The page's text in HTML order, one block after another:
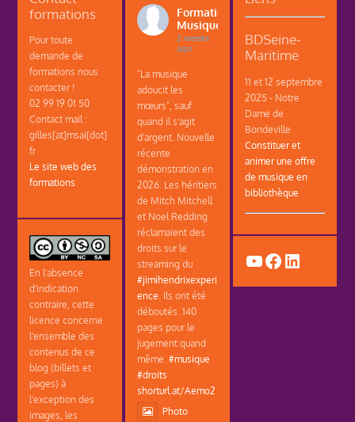
formations
Pour toute
demande de
formations nous
contacter !
02 99 19 01 50
Contact mail :
gilles[at]msai[dot]
fr
Le site web des
formations
En l'absence
d'indication
contraire, cette
licence concerne
l'ensemble des
contenus de ce
blog (billets et
pages) à
l'exception des
images, les
Formations
Musique
2 weeks
ago
"La musique
adoucit les
mœurs", sauf
quand il s'agit
d'argent. Nouvelle
récente
démonstration en
2026. Les héritiers
de Mitch Mitchell
et Noel Redding
réclamaient des
droits sur le
streaming du
#jimihendrixexperi
ence . Ils ont été
déboutés. 140
pages pour le
jugement quand
même.#musique
#droits
shorturl.at/Aemo2
Photo
BDSeine-
Maritime
11 et 12 septembre
2025 - Notre
Dame de
Bondeville
Constituer et
animer une offre
de musique en
bibliothèque
YouTube
Facebook
LinkedIn